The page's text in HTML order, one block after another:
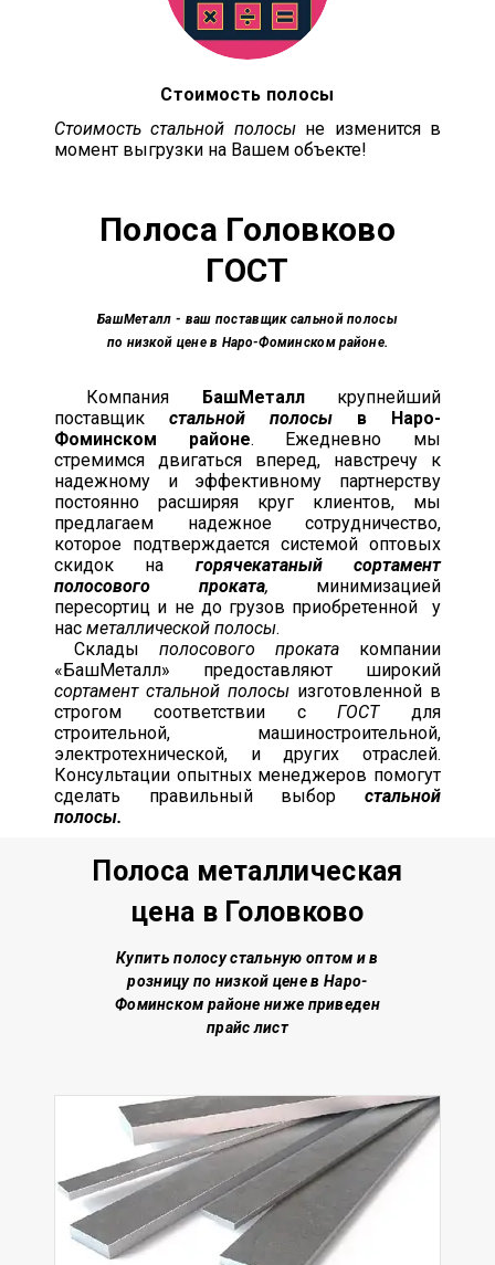
Стоимость полосы
Стоимость стальной полосыне изменится в
момент выгрузки на Вашем объекте!
Полоса Головково
ГОСТ
БашМеталл - ваш поставщик сальной полосы
по низкой цене в Наро-Фоминском районе.
Компания БашМеталлкрупнейший
поставщик стальной полосы в Наро-
Фоминском районе. Ежедневно мы
стремимся двигаться вперед, навстречу к
надежному и эффективному партнерству
постоянно расширяя круг клиентов, мы
предлагаем надежное сотрудничество,
которое подтверждается системой оптовых
скидок на горячекатаный сортамент
полосового проката, минимизацией
пересортиц и не до грузов приобретенной у
нас металлической полосы.
Склады полосового проката компании
«БашМеталл» предоставляют широкий
сортамент стальной полосы изготовленной в
строгом соответствии сГОСТдля
строительной, машиностроительной,
электротехнической, и других отраслей.
Консультации опытных менеджеров помогут
сделать правильный выбор стальной
полосы.
Полоса металлическая
цена в Головково
Купить полосу стальную оптом и в
розницу по низкой ценев Наро-
Фоминском районе ниже приведен
прайс лист